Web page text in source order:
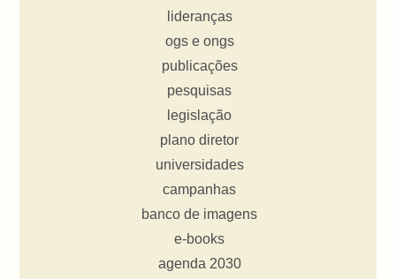
lideranças
ogs e ongs
publicações
pesquisas
legislação
plano diretor
universidades
campanhas
banco de imagens
e-books
agenda 2030